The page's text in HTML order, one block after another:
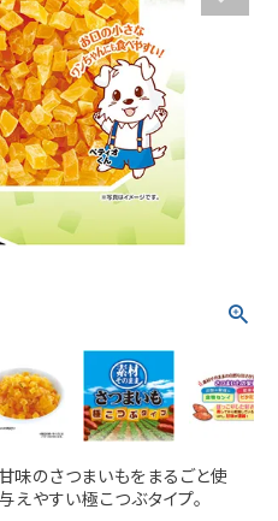
person 新規会員登録
味のさつまいもをまるごと使
えやすい極こつぶタイプ。